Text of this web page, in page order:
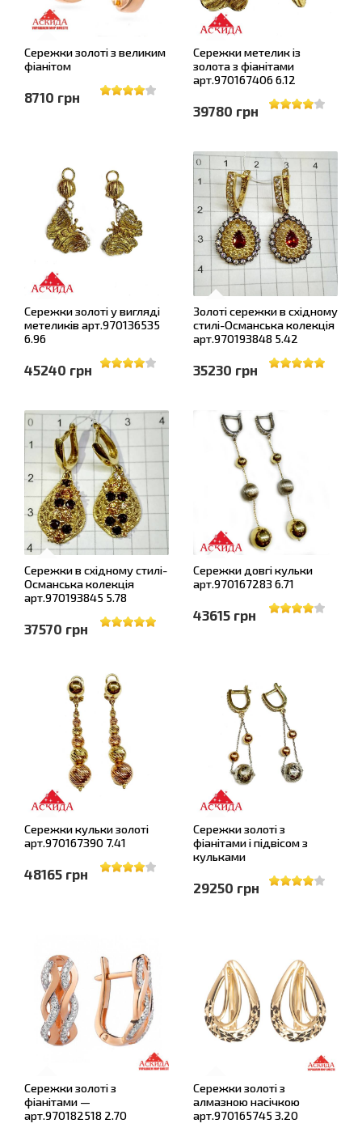
Сережки золоті з великим
фіанітом
8710 грн
Сережки метелик із
золота з фіанітами
арт.970167406 6.12
39780 грн
Сережки золоті у вигляді
метеликів арт.970136535
6.96
45240 грн
Золоті сережки в східному
стилі-Османська колекція
арт.970193848 5.42
35230 грн
Сережки в східному стилі-
Османська колекція
арт.970193845 5.78
37570 грн
Сережки довгі кульки
арт.970167283 6.71
43615 грн
Сережки кульки золоті
арт.970167390 7.41
48165 грн
Сережки золоті з
фіанітами і підвісом з
кульками
29250 грн
Сережки золоті з
фіанітами —
арт.970182518 2.70
Сережки золоті з
алмазною насічкою
арт.970165745 3.20